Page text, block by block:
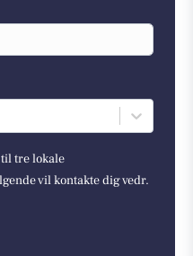
tre lokale
vil kontakte dig vedr.